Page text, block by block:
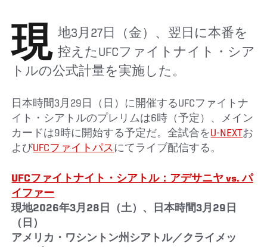
現地3月27日（金）、翌日に本番を 控えたUFCファイトナイト・シア
トルの公式計量を実施した。
日本時間3月29日（日）に開催するUFCファイトナ
イト・シアトルのプレリムは6時（予定）、メイン
カードは9時に開始する予定だ。全試合をU-NEXTお
よびUFCファイトパスにてライブ配信する。
UFCファイトナイト・シアトル：アデサニヤ vs. パ
イファー
現地2026年3月28日（土）、日本時間3月29日
（日）
アメリカ・ワシントン州シアトル／クライメッ